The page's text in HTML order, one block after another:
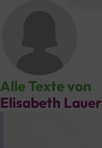
Alle Texte von
Elisabeth Lauer